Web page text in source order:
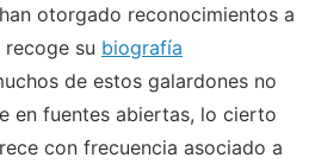
otorgado reconocimientos a
recoge su biografía
de estos galardones no
en fuentes abiertas, lo cierto
con frecuencia asociado a